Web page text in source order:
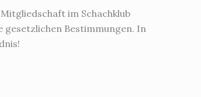
im Schachklub
Bestimmungen. In